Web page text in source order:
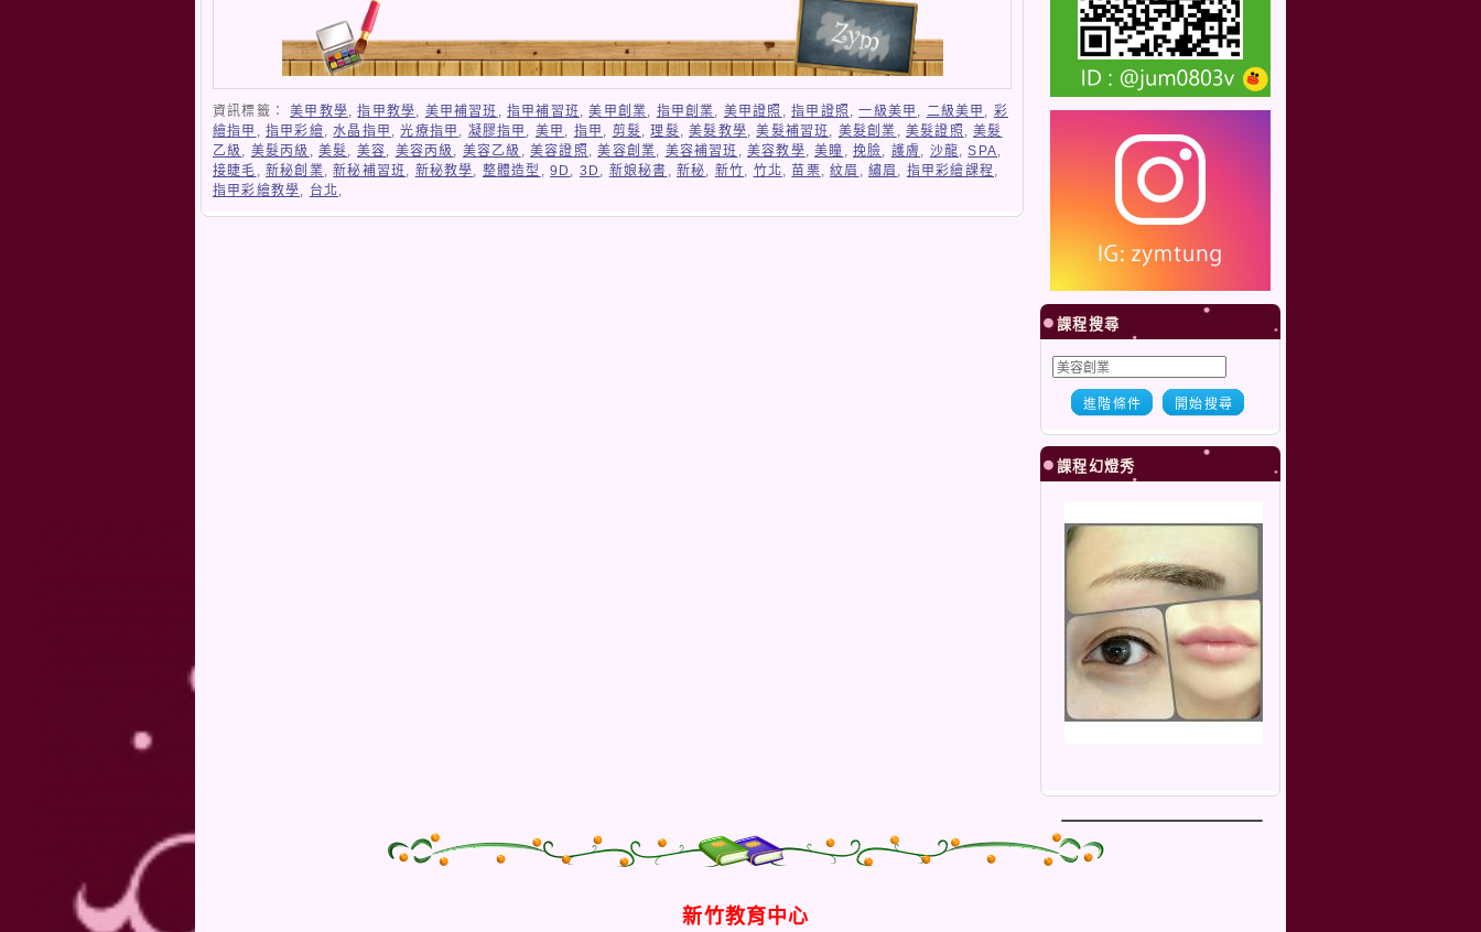
課程搜尋
進階條件 開始搜尋
課程幻燈秀
資訊標籤： 美甲教學,指甲教學, 美甲補習班 ,指甲補習班 ,美甲創業, 指甲創業, 美甲證照 ,指甲證照 ,一級美甲 , 二級美甲 , 彩
繪指甲 ,指甲彩繪,水晶指甲 ,光療指甲 , 凝膠指甲 , 美甲 , 指甲 , 剪髮,理髮,美髮教學,美髮補習班 , 美髮創業 , 美髮證照 ,美髮
乙級 , 美髮丙級 ,美髮, 美容, 美容丙級 , 美容乙級 ,美容證照 ,美容創業, 美容補習班 , 美容教學,美瞳 , 挽臉, 護膚 , 沙龍,SPA,
接睫毛 ,新秘創業,新秘補習班 , 新秘教學, 整體造型 ,9D , 3D , 新娘秘書 , 新秘, 新竹, 竹北, 苗栗,紋眉 , 繡眉 , 指甲彩繪課程 ,
指甲彩繪教學, 台北,
新竹教育中心